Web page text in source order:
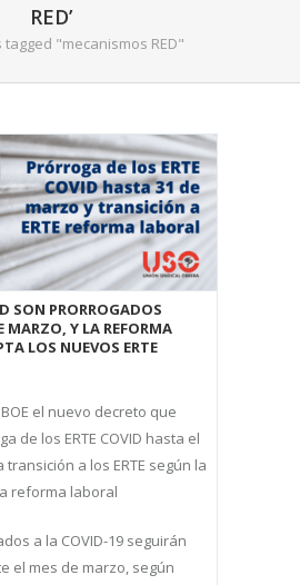
RED’
tagged "mecanismos RED"
SON PRORROGADOS
MARZO, Y LA REFORMA
LOS NUEVOS ERTE
el nuevo decreto que
de los ERTE COVID hasta el
transición a los ERTE según la
reforma laboral
a la COVID-19 seguirán
el mes de marzo, según